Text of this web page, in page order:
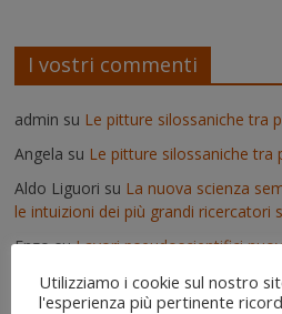
I vostri commenti
admin su Le pitture silossaniche tra
Angela su Le pitture silossaniche tra
Aldo Liguori su La nuova scienza
le intuizioni dei più grandi ricercatori
EnzosuLavori pseudoscientifici
adminsuDeumidificatori: perché
Utilizziamo i cookie sul nostro
l'esperienza più pertinente